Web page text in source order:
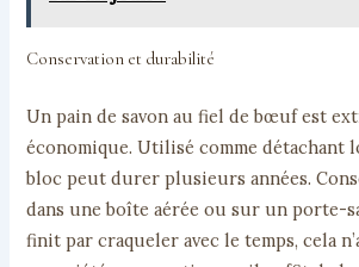
Conservation et durabilité
Un pain de savon au fiel de bœuf est
économique. Utilisé comme détachant
bloc peut durer plusieurs années.
dans une boîte aérée ou sur un porte-
finit par craqueler avec le temps, cela